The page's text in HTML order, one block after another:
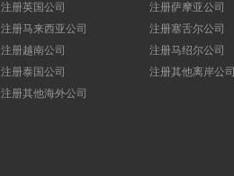
注册英国公司
注册马来西亚公司
注册越南公司
注册泰国公司
注册其他海外公司
注册萨摩亚公司
注册塞舌尔公司
注册马绍尔公司
注册其他离岸公司